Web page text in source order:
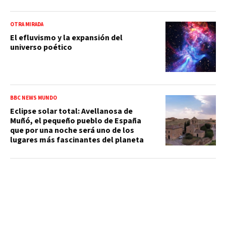
OTRA MIRADA
El efluvismo y la expansión del
universo poético
BBC NEWS MUNDO
Eclipse solar total: Avellanosa de
Muñó, el pequeño pueblo de España
que por una noche será uno de los
lugares más fascinantes del planeta